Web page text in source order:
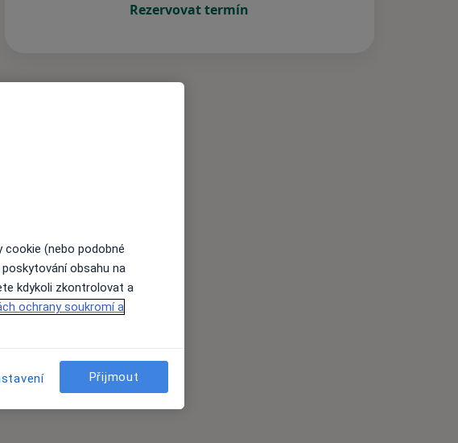
Rezervovat termín
(nebo podobné
obsahu na
kdykoli zkontrolovat a
ochrany soukromí a
Přijmout